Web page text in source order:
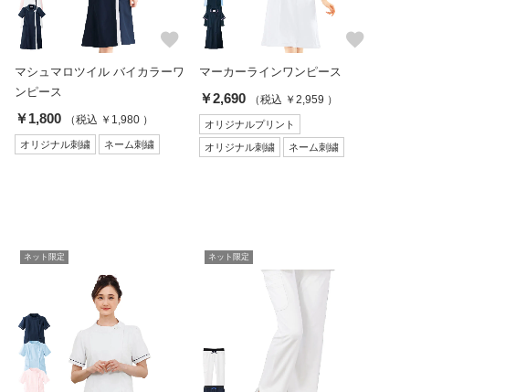
favorite
マシュマロツイル バイカラーワ
ンピース
￥1,800 （税込 ￥1,980 ）
オリジナル刺繍 ネーム刺繍
favorite
マーカーラインワンピース
￥2,690 （税込 ￥2,959 ）
オリジナルプリント
オリジナル刺繍 ネーム刺繍
ネット限定 ネット限定